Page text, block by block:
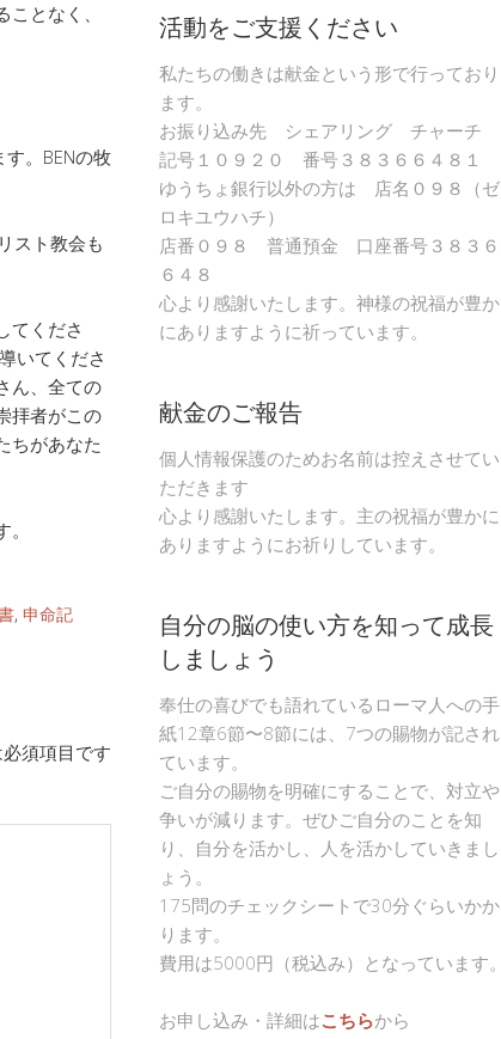
となく、
。BENの牧
スト教会も
てくださ
いてくださ
ん、全ての
拝者がこの
ちがあなた
, 申命記
須項目です
活動をご支援ください
私たちの働きは献金という形で行っており
ます。
お振り込み先 シェアリング チャーチ
記号１０９２０ 番号３８３６６４８１
ゆうちょ銀行以外の方は 店名０９８（ゼ
ロキユウハチ）
店番０９８ 普通預金 口座番号３８３６
６４８
心より感謝いたします。神様の祝福が豊か
にありますように祈っています。
献金のご報告
個人情報保護のためお名前は控えさせてい
ただきます
心より感謝いたします。主の祝福が豊かに
ありますようにお祈りしています。
自分の脳の使い方を知って成長
しましょう
奉仕の喜びでも語れているローマ人への手
紙12章6節〜8節には、7つの賜物が記され
ています。
ご自分の賜物を明確にすることで、対立や
争いが減ります。ぜひご自分のことを知
り、自分を活かし、人を活かしていきまし
ょう。
175問のチェックシートで30分ぐらいかか
ります。
費用は5000円（税込み）となっています。
お申し込み・詳細はこちらから